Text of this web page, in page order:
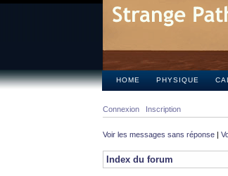
HOME PHYSIQUE
Connexion Inscription
Voir les messages sans réponse |
Index du forum